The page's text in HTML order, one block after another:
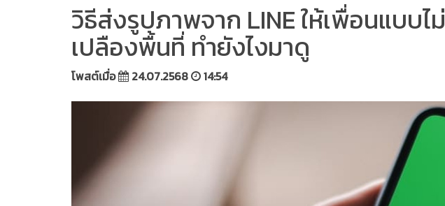
วิธีส่งรูปภาพจาก LINE ให้เพื่อนแบบไ
เปลืองพื้นที่ ทำยังไงมาดู
โพสต์เมื่อ 24.07.2568 14:54